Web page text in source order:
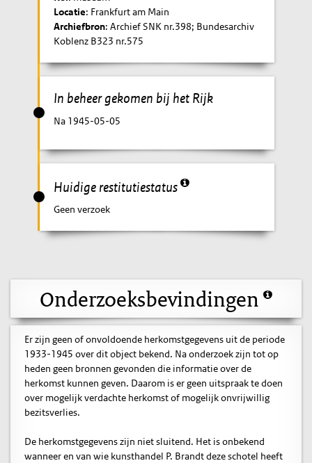
Locatie: Frankfurt am Main
Archiefbron: Archief SNK nr.398; Bundesarchiv
Koblenz B323 nr.575
In beheer gekomen bij het Rijk
Na 1945-05-05
Huidige restitutiestatus
Geen verzoek
Onderzoeksbevindingen
Er zijn geen of onvoldoende herkomstgegevens uit de periode
1933-1945 over dit object bekend. Na onderzoek zijn tot op
heden geen bronnen gevonden die informatie over de
herkomst kunnen geven. Daarom is er geen uitspraak te doen
over mogelijk verdachte herkomst of mogelijk onvrijwillig
bezitsverlies.
De herkomstgegevens zijn niet sluitend. Het is onbekend
wanneer en van wie kunsthandel P. Brandt deze schotel heeft